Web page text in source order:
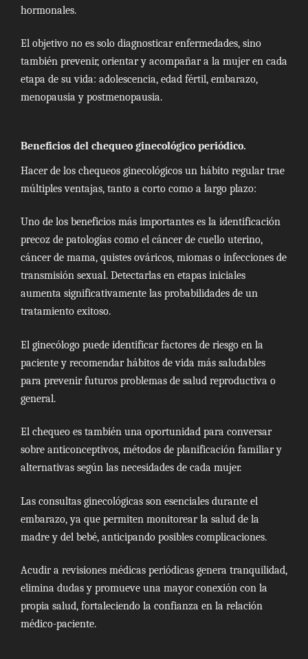
hormonales.
El objetivo no es solo diagnosticar enfermedades, sino
también prevenir, orientar y acompañar a la mujer en cada
etapa de su vida: adolescencia, edad fértil, embarazo,
menopausia y postmenopausia.
Beneficios del chequeo ginecológico periódico.
Hacer de los chequeos ginecológicos un hábito regular trae
múltiples ventajas, tanto a corto como a largo plazo:
Uno de los beneficios más importantes es la identificación
precoz de patologías como el cáncer de cuello uterino,
cáncer de mama, quistes ováricos, miomas o infecciones de
transmisión sexual. Detectarlas en etapas iniciales
aumenta significativamente las probabilidades de un
tratamiento exitoso.
El ginecólogo puede identificar factores de riesgo en la
paciente y recomendar hábitos de vida más saludables
para prevenir futuros problemas de salud reproductiva o
general.
El chequeo es también una oportunidad para conversar
sobre anticonceptivos, métodos de planificación familiar y
alternativas según las necesidades de cada mujer.
Las consultas ginecológicas son esenciales durante el
embarazo, ya que permiten monitorear la salud de la
madre y del bebé, anticipando posibles complicaciones.
Acudir a revisiones médicas periódicas genera tranquilidad,
elimina dudas y promueve una mayor conexión con la
propia salud, fortaleciendo la confianza en la relación
médico-paciente.